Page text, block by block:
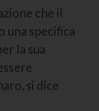
che il
una specifica
la sua
si dice